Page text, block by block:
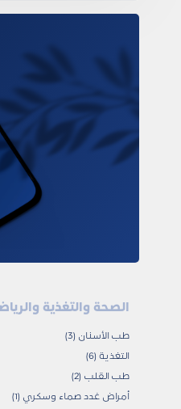
الصحة والتغذية
طب الأسنان (3)
التغذية (6)
طب القلب (2)
أمراض غدد صماء وسكري (1)